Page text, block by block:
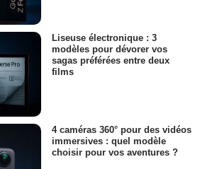
Liseuse électronique : 3
modèles pour dévorer vos
sagas préférées entre deux
films
4 caméras 360° pour des vidéos
immersives : quel modèle
choisir pour vos aventures ?